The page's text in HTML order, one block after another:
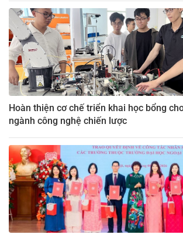
Hoàn thiện cơ chế triển khai học bổng
ngành công nghệ chiến lược